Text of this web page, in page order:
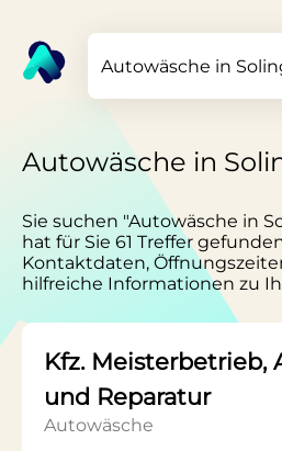
Autowäsche in
Sie suchen "Autowäsche in
hat für Sie 61 Treffer
Kontaktdaten,
hilfreiche Informationen zu
Kfz. Meisterbetrieb,
und Reparatur
Autowäsche